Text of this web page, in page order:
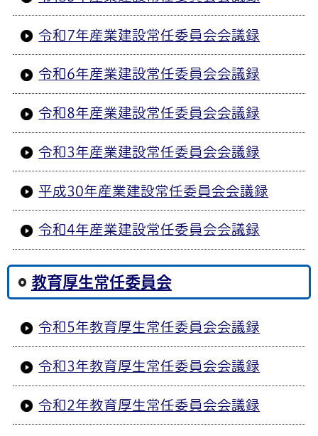
令和7年産業建設常任委員会会議録
令和6年産業建設常任委員会会議録
令和8年産業建設常任委員会会議録
令和3年産業建設常任委員会会議録
平成30年産業建設常任委員会会議録
令和4年産業建設常任委員会会議録
教育厚生常任委員会
令和5年教育厚生常任委員会会議録
令和3年教育厚生常任委員会会議録
令和2年教育厚生常任委員会会議録